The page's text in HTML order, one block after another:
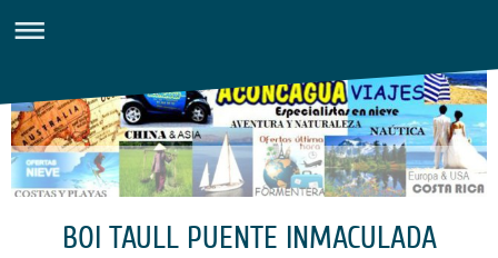
BOI TAULL PUENTE INMACULADA